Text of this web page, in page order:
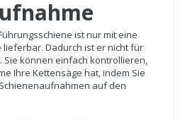
ist nur mit eine
lieferbar. Dadurch ist er nicht für
Sie können einfach kontrollieren,
Ihre Kettensäge hat, indem Sie
auf den